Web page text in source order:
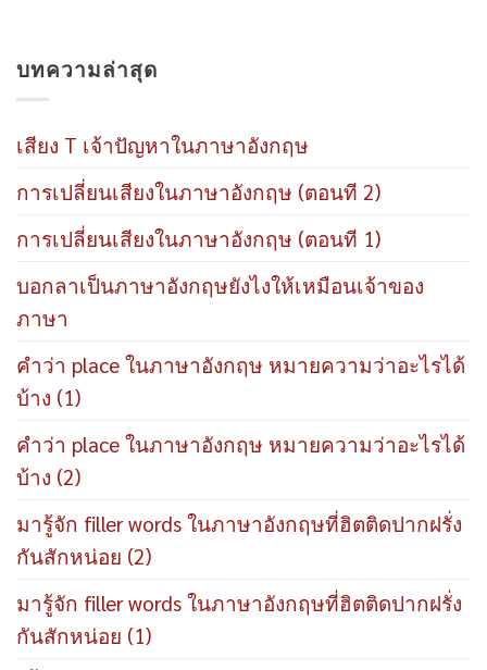
บทความล่าสุด
เสียง T เจ้าปัญหาในภาษาอังกฤษ
การเปลี่ยนเสียงในภาษาอังกฤษ (ตอนที 2)
การเปลี่ยนเสียงในภาษาอังกฤษ (ตอนที 1)
บอกลาเป็นภาษาอังกฤษยังไงให้เหมือนเจ้าของ
ภาษา
คำว่า place ในภาษาอังกฤษ หมายความว่าอะไรได้
บ้าง (1)
คำว่า place ในภาษาอังกฤษ หมายความว่าอะไรได้
บ้าง (2)
มารู้จัก filler words ในภาษาอังกฤษที่ฮิตติดปากฝรั่ง
กันสักหน่อย (2)
มารู้จัก filler words ในภาษาอังกฤษที่ฮิตติดปากฝรั่ง
กันสักหน่อย (1)